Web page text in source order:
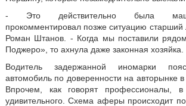
- Это действительно была
прокомментировал позже ситуацию старший
Роман Штанов. - Когда мы поставили
Поджеро», то ахнула даже законная хозяйка.
Водитель задержанной иномарки
автомобиль по доверенности на авторынке
Впрочем, как говорят профессионалы,
удивительного. Схема аферы происходит